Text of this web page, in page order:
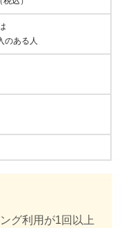
のある人
グ利用が1回以上